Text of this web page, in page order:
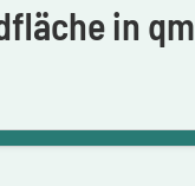
in qm